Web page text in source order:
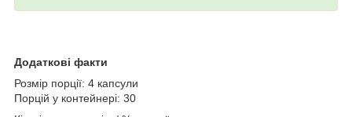
Додаткові факти
Розмір порції: 4 капсули
Порцій у контейнері: 30